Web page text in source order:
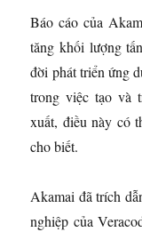
Báo cáo của
tăng khối lượng
đời phát triển ứng
trong việc tạo và
xuất, điều này có
cho biết.
Akamai đã trích
nghiệp của